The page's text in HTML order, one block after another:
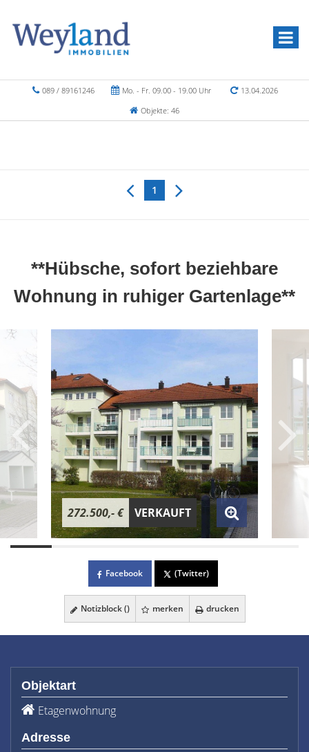
089 / 89161246 Mo. - Fr. 09.00 - 19.00 Uhr
13.04.2026
Objekte: 46
1
**Hübsche, sofort beziehbare
Wohnung in ruhiger Gartenlage**
272.500,- € VERKAUFT
Facebook (Twitter)
Notizblock () merken drucken
Objektart
Etagenwohnung
Adresse